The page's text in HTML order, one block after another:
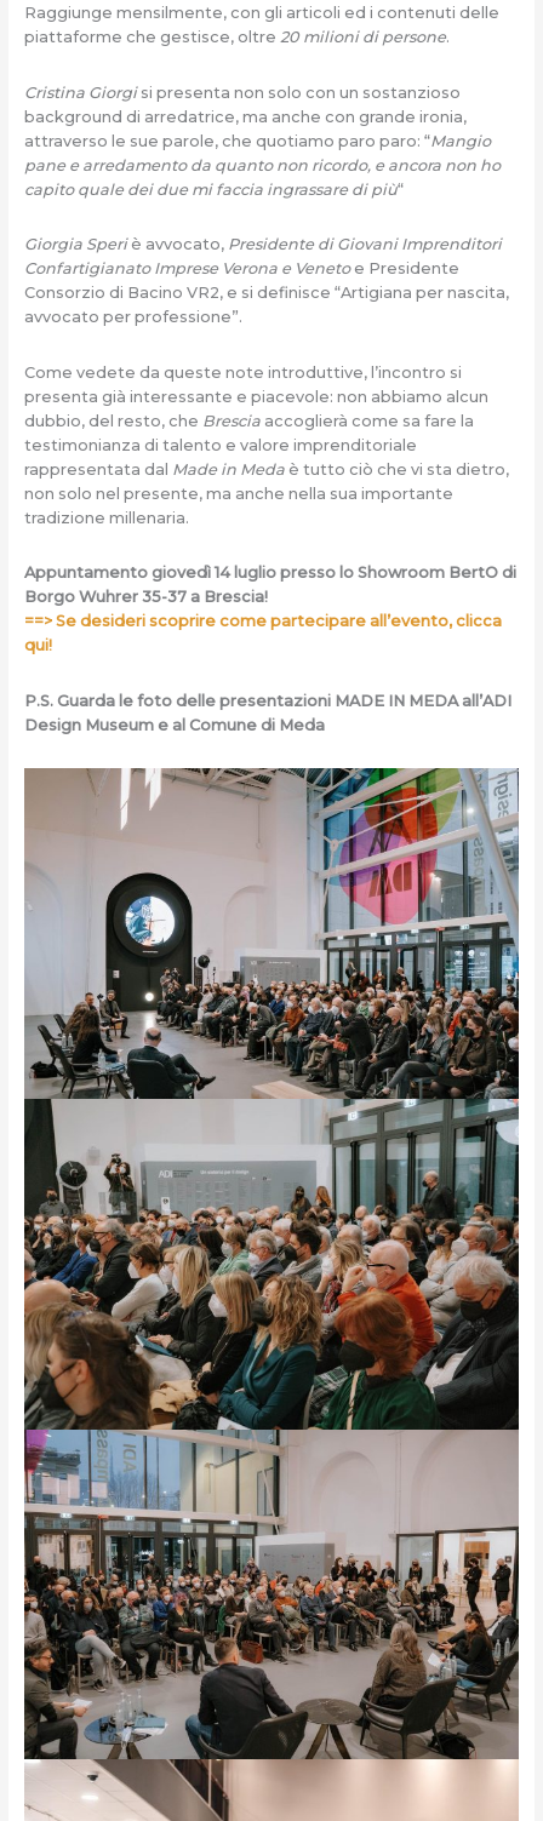
Raggiunge mensilmente, con gli articoli ed i contenuti delle
piattaforme che gestisce, oltre 20 milioni di persone.
Cristina Giorgisi presenta non solo con un sostanzioso
background di arredatrice, ma anche con grande ironia,
attraverso le sue parole, che quotiamo paro paro: “Mangio
pane e arredamento da quanto non ricordo, e ancora non ho
capito quale dei due mi faccia ingrassare di più“
Giorgia Speriè avvocato, Presidente di Giovani Imprenditori
Confartigianato Imprese Verona e Venetoe Presidente
Consorzio di Bacino VR2, e si definisce “Artigiana per nascita,
avvocato per professione”.
Come vedete da queste note introduttive, l’incontro si
presenta già interessante e piacevole: non abbiamo alcun
dubbio, del resto, che Bresciaaccoglierà come sa fare la
testimonianza di talento e valore imprenditoriale
rappresentata dal Made in Medaè tutto ciò che vi sta dietro,
non solo nel presente, ma anche nella sua importante
tradizione millenaria.
Appuntamento giovedì 14 luglio presso lo Showroom BertO di
Borgo Wuhrer 35-37 a Brescia!
==> Se desideri scoprire come partecipare all’evento, clicca
qui!
P.S. Guarda le foto delle presentazioni MADE IN MEDA all’ADI
Design Museum e al Comune di Meda